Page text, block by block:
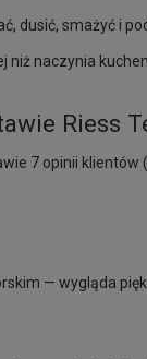
dusić, smażyć i
niż naczynia
Riess
7 opinii klientów
— wygląda